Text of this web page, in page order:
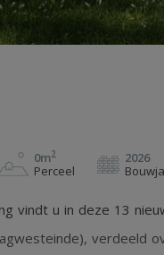
0m2
Perceel
2026
vindt u in deze 13
verdeeld